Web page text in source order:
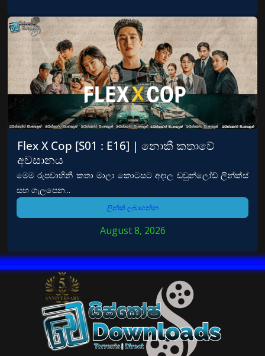
Flex X Cop [S01 : E16] | නොකී කතාවේ
අවසානය
මෙම රුපවාහිනී කතා මාලා කොටසට අදාල ඩවුන්ලෝඩ් ලින්ක්ස්
සහ ගැලපෙන...
ලින්ක් ලබාගන්න
August 8, 2026